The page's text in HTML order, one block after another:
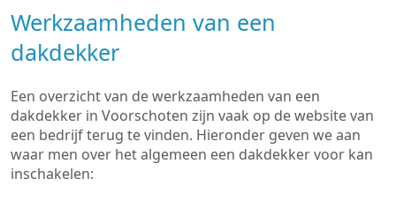
Werkzaamheden van een
dakdekker
Een overzicht van de werkzaamheden van een
dakdekker in Voorschoten zijn vaak op de website van
een bedrijf terug te vinden. Hieronder geven we aan
waar men over het algemeen een dakdekker voor kan
inschakelen: